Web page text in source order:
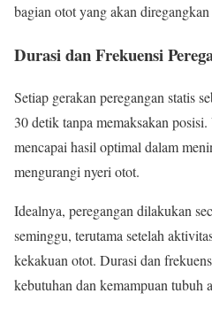
bagian otot yang akan
Durasi dan Frekuensi
Setiap gerakan peregangan statis
30 detik tanpa memaksakan
mencapai hasil optimal dalam
mengurangi nyeri otot.
Idealnya, peregangan dilakukan
seminggu, terutama setelah
kekakuan otot. Durasi dan
kebutuhan dan kemampuan tubuh